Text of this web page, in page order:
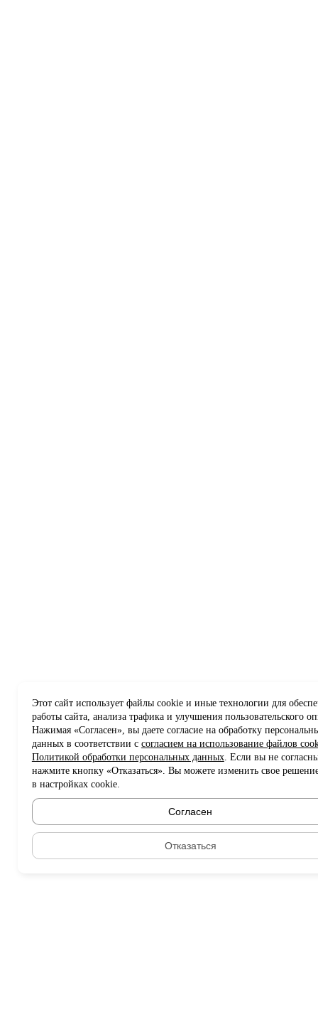
Этот сайт использует файлы cookie и иные технологии для
работы сайта, анализа трафика и улучшения пользовательского
Нажимая «Согласен», вы даете согласие на обработку
данных в соответствии с согласием на использование файлов
Политикой обработки персональных данных. Если вы не
нажмите кнопку «Отказаться». Вы можете изменить свое
в настройках cookie.
Согласен
Отказаться